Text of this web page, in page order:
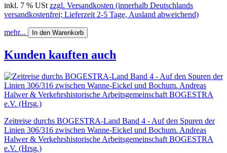
inkl. 7 % USt zzgl. Versandkosten (innerhalb Deutschlands
versandkostenfrei; Lieferzeit 2-5 Tage, Ausland abweichend)
mehr... In den Warenkorb
Kunden kauften auch
Zeitreise durchs BOGESTRA-Land Band 4 - Auf den Spuren der
Linien 306/316 zwischen Wanne-Eickel und Bochum. Andreas
Halwer & Verkehrshistorische Arbeitsgemeinschaft BOGESTRA
e.V. (Hrsg.)